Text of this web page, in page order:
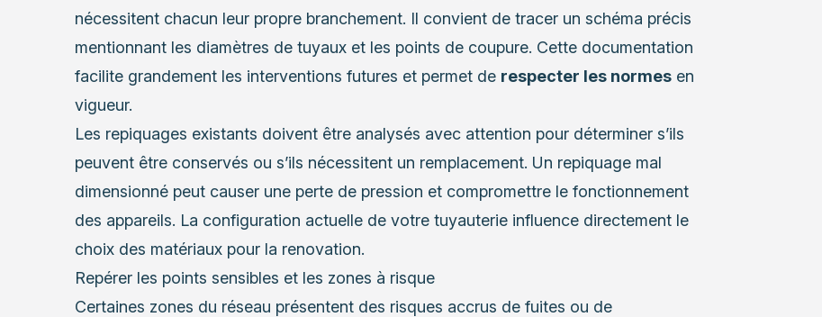
nécessitent chacun leur propre branchement. Il convient de tracer un schéma précis
mentionnant les diamètres de tuyaux et les points de coupure. Cette documentation
facilite grandement les interventions futures et permet de respecter les normesen
vigueur.
Les repiquages existants doivent être analysés avec attention pour déterminer s’ils
peuvent être conservés ou s’ils nécessitent un remplacement. Un repiquage mal
dimensionné peut causer une perte de pression et compromettre le fonctionnement
des appareils. La configuration actuelle de votre tuyauterie influence directement le
choix des matériaux pour la renovation.
Repérer les points sensibles et les zones à risque
Certaines zones du réseau présentent des risques accrus de fuites ou de